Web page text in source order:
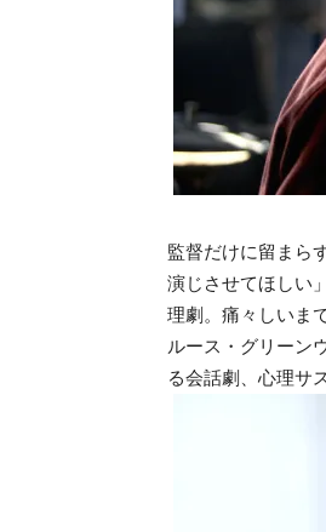
監督だけに留まら
演じさせてほしい
理劇。痛々しいま
ルース・グリーン
る会話劇、心理サ